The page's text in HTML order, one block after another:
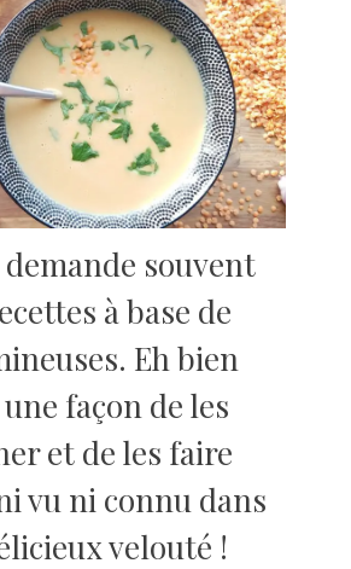
souvent
à base de
Eh bien
façon de les
et de les faire
vu ni connu dans
velouté !